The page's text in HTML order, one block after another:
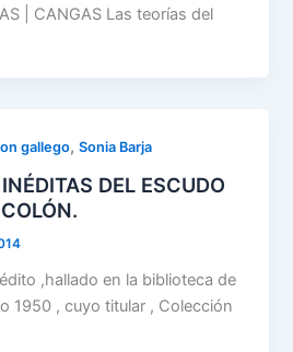
| CANGAS Las teorías del
gallego,Sonia Barja
DEL ESCUDO
,hallado en la biblioteca de
1950 , cuyo titular , Colección